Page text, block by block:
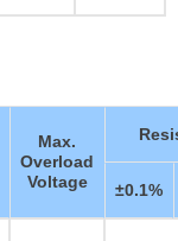
Max.
Overload
Voltage
±0.1%